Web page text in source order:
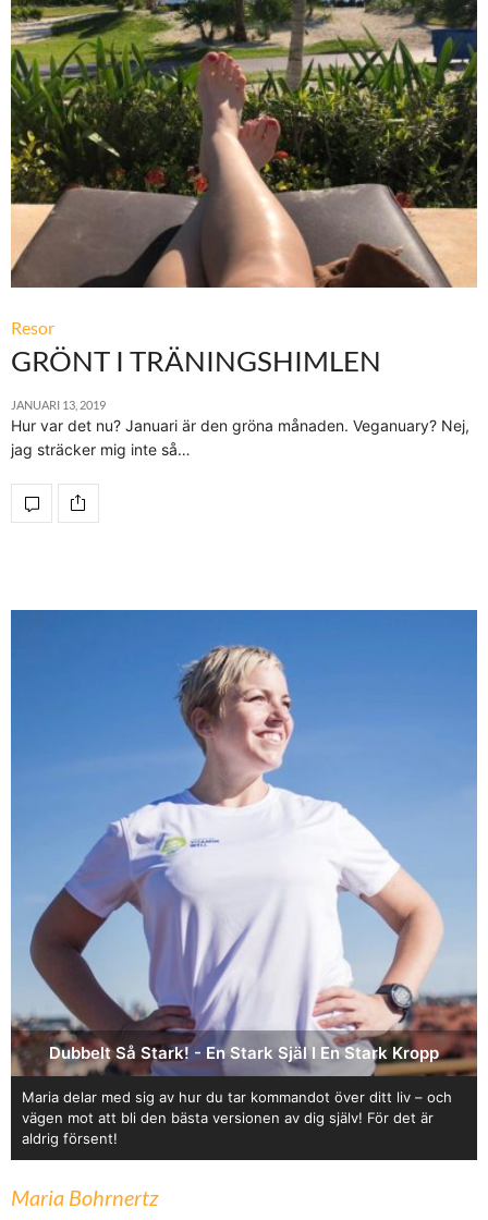
Resor
GRÖNT I TRÄNINGSHIMLEN
JANUARI 13, 2019
Hur var det nu? Januari är den gröna månaden. Veganuary? Nej,
jag sträcker mig inte så…
Dubbelt Så Stark! - En Stark Själ I En Stark Kropp
Maria delar med sig av hur du tar kommandot över ditt liv – och
vägen mot att bli den bästa versionen av dig själv! För det är
aldrig försent!
Maria Bohrnertz